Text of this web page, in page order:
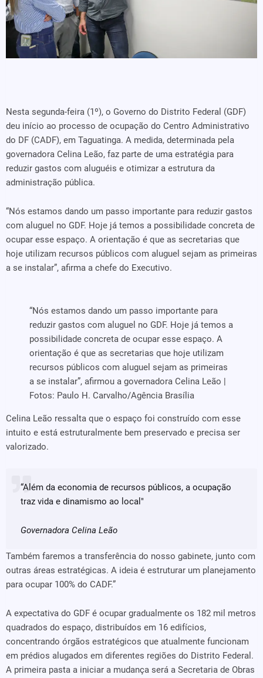
Nesta segunda-feira (1º), o Governo do Distrito Federal (GDF)
deu início ao processo de ocupação do Centro Administrativo
do DF (CADF), em Taguatinga. A medida, determinada pela
governadora Celina Leão, faz parte de uma estratégia para
reduzir gastos com aluguéis e otimizar a estrutura da
administração pública.
“Nós estamos dando um passo importante para reduzir gastos
com aluguel no GDF. Hoje já temos a possibilidade concreta de
ocupar esse espaço. A orientação é que as secretarias que
hoje utilizam recursos públicos com aluguel sejam as primeiras
a se instalar”, afirma a chefe do Executivo.
“Nós estamos dando um passo importante para
reduzir gastos com aluguel no GDF. Hoje já temos a
possibilidade concreta de ocupar esse espaço. A
orientação é que as secretarias que hoje utilizam
recursos públicos com aluguel sejam as primeiras
a se instalar”, afirmou a governadora Celina Leão |
Fotos: Paulo H. Carvalho/Agência Brasília
Celina Leão ressalta que o espaço foi construído com esse
intuito e está estruturalmente bem preservado e precisa ser
valorizado.
“Além da economia de recursos públicos, a ocupação
traz vida e dinamismo ao local"
Governadora Celina Leão
Também faremos a transferência do nosso gabinete, junto com
outras áreas estratégicas. A ideia é estruturar um planejamento
para ocupar 100% do CADF.”
A expectativa do GDF é ocupar gradualmente os 182 mil metros
quadrados do espaço, distribuídos em 16 edifícios,
concentrando órgãos estratégicos que atualmente funcionam
em prédios alugados em diferentes regiões do Distrito Federal.
A primeira pasta a iniciar a mudança será a Secretaria de Obras